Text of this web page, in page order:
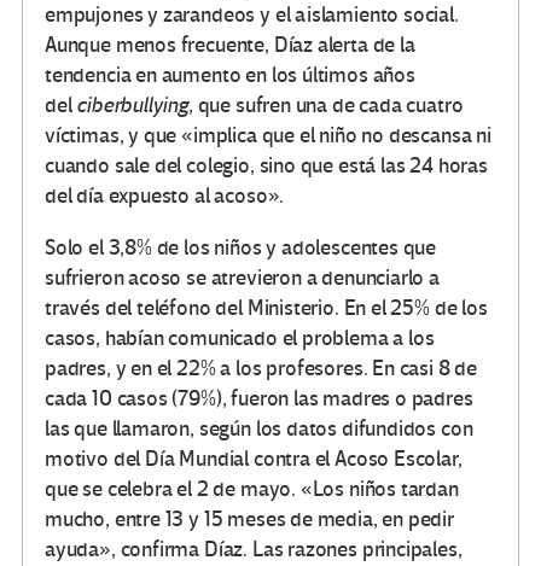
empujones y zarandeos y el aislamiento social.
Aunque menos frecuente, Díaz alerta de la
tendencia en aumento en los últimos años
delciberbullying, que sufren una de cada cuatro
víctimas, y que «implica que el niño no descansa ni
cuando sale del colegio, sino que está las 24 horas
del día expuesto al acoso».
Solo el 3,8% de los niños y adolescentes que
sufrieron acoso se atrevieron a denunciarlo a
través del teléfono del Ministerio. En el 25% de los
casos, habían comunicado el problema a los
padres, y en el 22% a los profesores. En casi 8 de
cada 10 casos (79%), fueron las madres o padres
las que llamaron, según los datos difundidos con
motivo del Día Mundial contra el Acoso Escolar,
que se celebra el 2 de mayo. «Los niños tardan
mucho, entre 13 y 15 meses de media, en pedir
ayuda», confirma Díaz. Las razones principales,